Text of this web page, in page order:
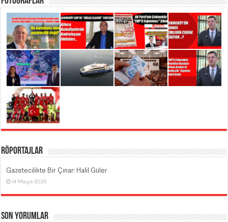
Röportajlar
Gazetecilikte Bir Çınar: Halil Güler
14 Mayıs 2025
Son Yorumlar